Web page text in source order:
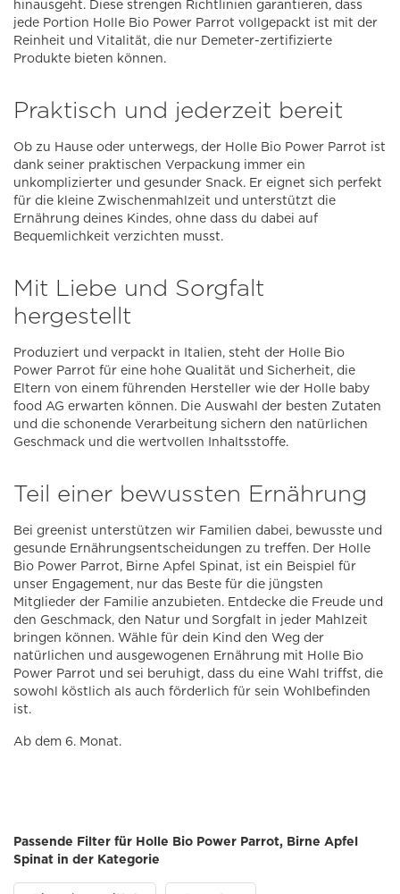
hinausgeht. Diese strengen Richtlinien garantieren, dass
jede Portion Holle Bio Power Parrot vollgepackt ist mit der
Reinheit und Vitalität, die nur Demeter-zertifizierte
Produkte bieten können.
Praktisch und jederzeit bereit
Ob zu Hause oder unterwegs, der Holle Bio Power Parrot ist
dank seiner praktischen Verpackung immer ein
unkomplizierter und gesunder Snack. Er eignet sich perfekt
für die kleine Zwischenmahlzeit und unterstützt die
Ernährung deines Kindes, ohne dass du dabei auf
Bequemlichkeit verzichten musst.
Mit Liebe und Sorgfalt
hergestellt
Produziert und verpackt in Italien, steht der Holle Bio
Power Parrot für eine hohe Qualität und Sicherheit, die
Eltern von einem führenden Hersteller wie der Holle baby
food AG erwarten können. Die Auswahl der besten Zutaten
und die schonende Verarbeitung sichern den natürlichen
Geschmack und die wertvollen Inhaltsstoffe.
Teil einer bewussten Ernährung
Bei greenist unterstützen wir Familien dabei, bewusste und
gesunde Ernährungsentscheidungen zu treffen. Der Holle
Bio Power Parrot, Birne Apfel Spinat, ist ein Beispiel für
unser Engagement, nur das Beste für die jüngsten
Mitglieder der Familie anzubieten. Entdecke die Freude und
den Geschmack, den Natur und Sorgfalt in jeder Mahlzeit
bringen können. Wähle für dein Kind den Weg der
natürlichen und ausgewogenen Ernährung mit Holle Bio
Power Parrot und sei beruhigt, dass du eine Wahl triffst, die
sowohl köstlich als auch förderlich für sein Wohlbefinden
ist.
Ab dem 6. Monat.
Passende Filter für Holle Bio Power Parrot, Birne Apfel
Spinat in der Kategorie